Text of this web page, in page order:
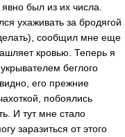
был из их числа.
ухаживать за бродягой
сообщил мне еще
кровью. Теперь я
беглого
его прежние
побоялись
И тут мне стало
заразиться от этого